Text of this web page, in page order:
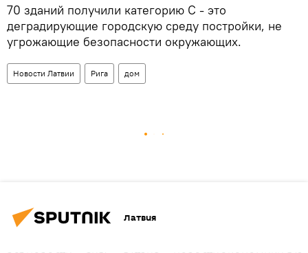
70 зданий получили категорию С - это
деградирующие городскую среду постройки, не
угрожающие безопасности окружающих.
Новости Латвии Рига дом
Латвия